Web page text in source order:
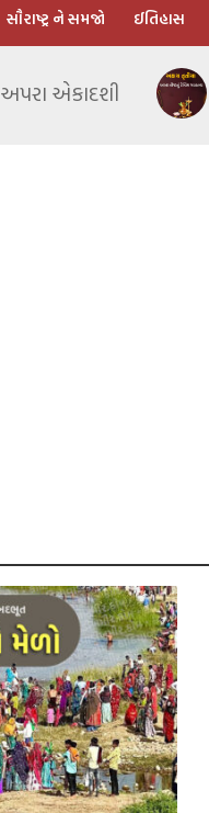
સૌરાષ્ટ્ર ને સમજો ઈતિહાસ
અપરા એકાદશી